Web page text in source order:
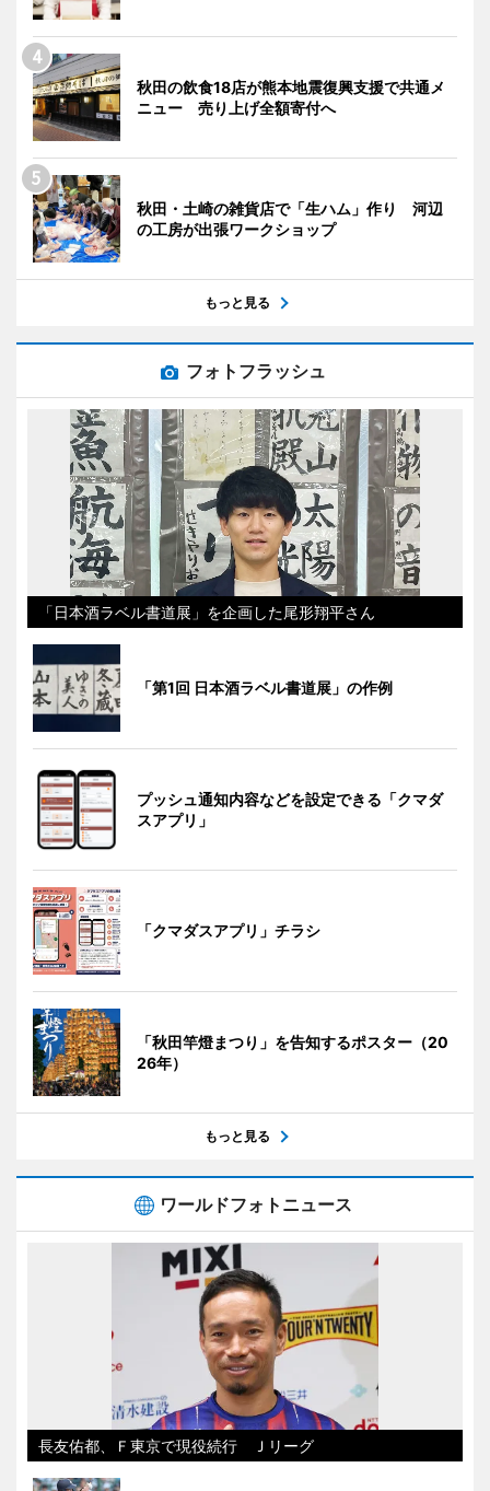
秋田の飲食18店が熊本地震復興支援で共通メ
ニュー 売り上げ全額寄付へ
秋田・土崎の雑貨店で「生ハム」作り 河辺
の工房が出張ワークショップ
もっと見る
フォトフラッシュ
「日本酒ラベル書道展」を企画した尾形翔平さん
「第1回 日本酒ラベル書道展」の作例
プッシュ通知内容などを設定できる「クマダ
スアプリ」
「クマダスアプリ」チラシ
「秋田竿燈まつり」を告知するポスター（20
26年）
もっと見る
ワールドフォトニュース
長友佑都、Ｆ東京で現役続行 Ｊリーグ